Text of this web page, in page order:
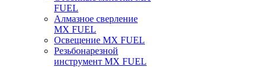
FUEL
Алмазное сверление
MX FUEL
Освещение MX FUEL
Резьбонарезной
инструмент MX FUEL